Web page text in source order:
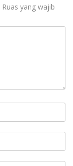
Ruas yang wajib